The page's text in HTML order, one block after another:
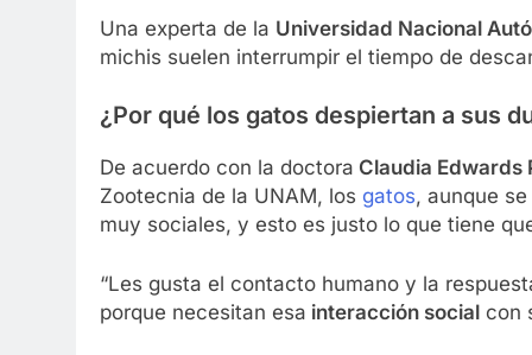
Una experta de la Universidad Nacional
michis suelen interrumpir el tiempo de
¿Por qué los gatos despiertan a sus
De acuerdo con la doctora Claudia Edwards
Zootecnia de la UNAM, los gatos, aunque
muy sociales, y esto es justo lo que tiene
“Les gusta el contacto humano y la
porque necesitan esa interacción social con